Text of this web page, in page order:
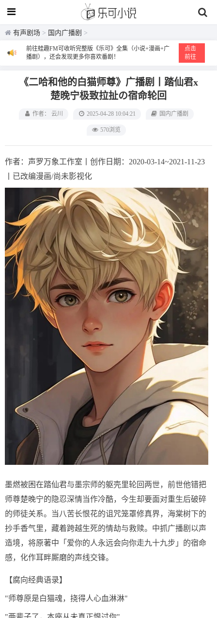
有声剧场 > 国内广播剧 >
前往蛙趣FM可收听完整版《乐可》全集（小说+漫画+广
播剧），还会发现更多你喜欢番剧！
点击
前往
《二哈和他的白猫师尊》广播剧丨踏仙君x
楚晚宁极致拉扯の宿命轮回
作者： 云川 2025-04-28 10:04:21 国内广播剧
570浏览
作者：声罗万象工作室丨创作日期：2020-03-14~2021-11-23
丨已改编漫画/尚未影视化
墨燃被困在踏仙君与墨宗师的躯壳里轮回两世，前世他错把
师尊楚晚宁的隐忍深情当作冷酷，今生却要面对重生后破碎
的师徒关系。当八苦长恨花的诅咒笼罩修真界，海棠树下的
抄手香气里，藏着跨越生死的情劫与救赎。中抓广播剧以声
造境，将原著中「爱你的人永远会向你走九十九步」的宿命
感，化作耳畔厮磨的声线交锋。
【腐向经典语录】
"师尊原是白猫魂，挠得人心血淋淋"